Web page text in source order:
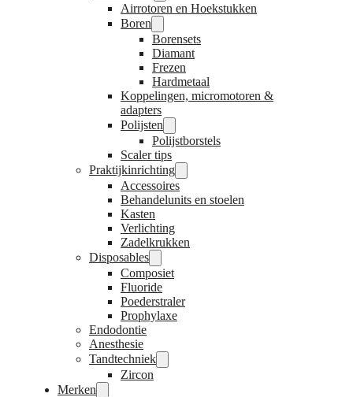
Airrotoren en Hoekstukken
Boren
Borensets
Diamant
Frezen
Hardmetaal
Koppelingen, micromotoren &
adapters
Polijsten
Polijstborstels
Scaler tips
Praktijkinrichting
Accessoires
Behandelunits en stoelen
Kasten
Verlichting
Zadelkrukken
Disposables
Composiet
Fluoride
Poederstraler
Prophylaxe
Endodontie
Anesthesie
Tandtechniek
Zircon
Merken